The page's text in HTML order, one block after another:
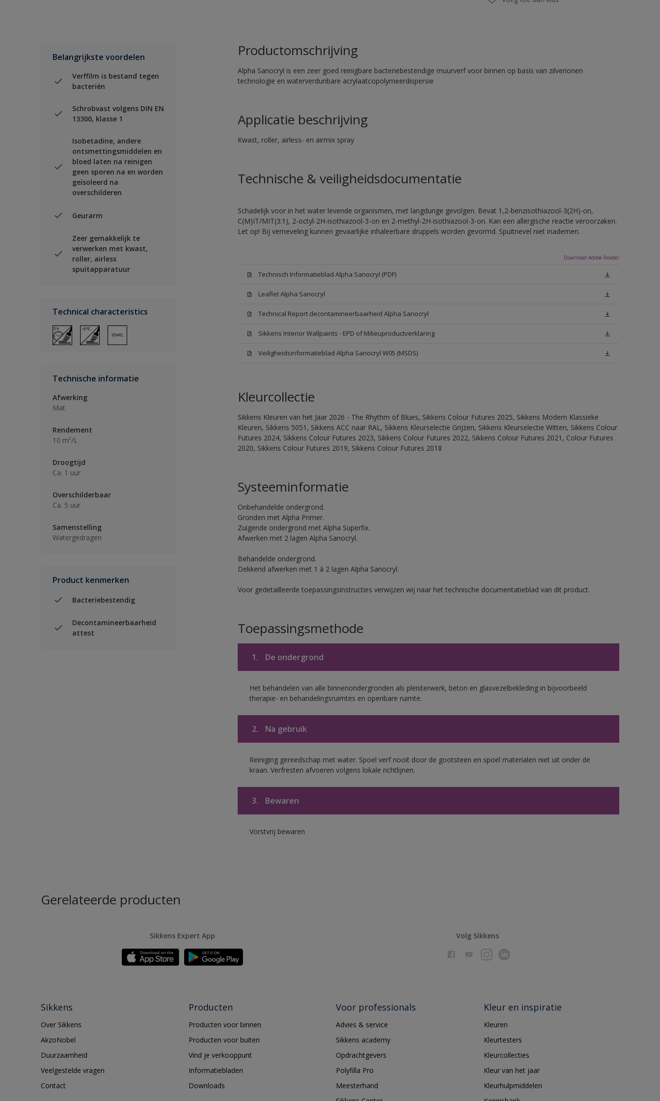
Belangrijkste voordelen
Verffilm is bestand tegen
bacteriën
Schrobvast volgens DIN EN
13300, klasse 1
Isobetadine, andere
ontsmettingsmiddelen en
bloed laten na reinigen
geen sporen na en worden
geïsoleerd na
overschilderen
Geurarm
Zeer gemakkelijk te
verwerken met kwast,
roller, airless
spuitapparatuur
Technical characteristics
Technische informatie
Afwerking
Mat
Rendement
10 m²/L
Droogtijd
Ca. 1 uur
Overschilderbaar
Ca. 5 uur
Samenstelling
Watergedragen
Product kenmerken
Bacteriebestendig
Decontamineerbaarheid
attest
Productomschrijving
Alpha Sanocryl is een zeer goed reinigbare bacteriebestendige muurverf voor binnen op basis van zilverionen
technologie en waterverdunbare acrylaatcopolymeerdispersie
Applicatie beschrijving
Kwast, roller, airless- en airmix spray
Technische & veiligheidsdocumentatie
Schadelijk voor in het water levende organismen, met langdurige gevolgen. Bevat 1,2-benzisothiazool-3(2H)-on,
C(M)IT/MIT(3:1), 2-octyl-2H-isothiazool-3-on en 2-methyl-2H-isothiazool-3-on. Kan een allergische reactie veroorzaken.
Let op! Bij verneveling kunnen gevaarlijke inhaleerbare druppels worden gevormd. Spuitnevel niet inademen.
Download Adobe Reader
Technisch Informatieblad Alpha Sanocryl (PDF)
Leaflet Alpha Sanocryl
Technical Report decontamineerbaarheid Alpha Sanocryl
Sikkens Interior Wallpaints - EPD of Milieuproductverklaring
Veiligheidsinformatieblad Alpha Sanocryl W05 (MSDS)
Kleurcollectie
Sikkens Kleuren van het Jaar 2026 - The Rhythm of Blues, Sikkens Colour Futures 2025, Sikkens Modern Klassieke
Kleuren, Sikkens 5051, Sikkens ACC naar RAL, Sikkens Kleurselectie Grijzen, Sikkens Kleurselectie Witten, Sikkens Colour
Futures 2024, Sikkens Colour Futures 2023, Sikkens Colour Futures 2022, Sikkens Colour Futures 2021, Colour Futures
2020, Sikkens Colour Futures 2019, Sikkens Colour Futures 2018
Systeeminformatie
Onbehandelde ondergrond.
Gronden met Alpha Primer.
Zuigende ondergrond met Alpha Superfix.
Afwerken met 2 lagen Alpha Sanocryl.
Behandelde ondergrond.
Dekkend afwerken met 1 à 2 lagen Alpha Sanocryl.
Voor gedetailleerde toepassingsinstructies verwijzen wij naar het technische documentatieblad van dit product.
Toepassingsmethode
1. De ondergrond
Het behandelen van alle binnenondergronden als pleisterwerk, beton en glasvezelbekleding in bijvoorbeeld
therapie- en behandelingsruimtes en openbare ruimte.
2. Na gebruik
Reiniging gereedschap met water. Spoel verf nooit door de gootsteen en spoel materialen niet uit onder de
kraan. Verfresten afvoeren volgens lokale richtlijnen.
3. Bewaren
Vorstvrij bewaren
Gerelateerde producten
Sikkens Expert App Volg Sikkens
Sikkens
Over Sikkens
AkzoNobel
Duurzaamheid
Veelgestelde vragen
Contact
Producten
Producten voor binnen
Producten voor buiten
Vind je verkooppunt
Informatiebladen
Downloads
Voor professionals
Advies & service
Sikkens academy
Opdrachtgevers
Polyfilla Pro
Meesterhand
Kleur en inspiratie
Kleuren
Kleurtesters
Kleurcollecties
Kleur van het jaar
Kleurhulpmiddelen